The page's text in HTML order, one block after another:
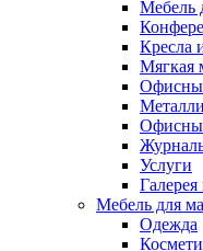
Мебель
Кресла
Мягкая
Услуги
Галерея
Мебель для
Одежда